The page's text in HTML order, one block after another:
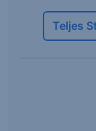
Teljes